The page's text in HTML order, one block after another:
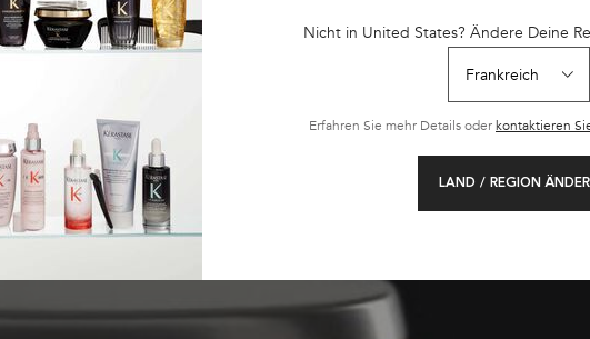
Nicht in United States? Ändere Deine
Erfahren Sie mehr Details oderkontaktieren
LAND / REGION